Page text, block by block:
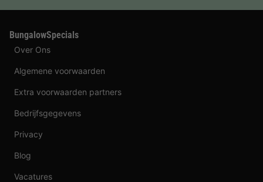
BungalowSpecials
Over Ons
Algemene voorwaarden
Extra voorwaarden partners
Bedrijfsgegevens
Privacy
Blog
Vacatures